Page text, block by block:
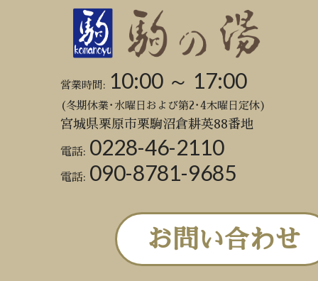
営業時間: 10:00 ～ 17:00
(冬期休業･水曜日および第2･4木曜日定休)
宮城県栗原市栗駒沼倉耕英88番地
電話: 0228-46-2110
電話: 090-8781-9685
お問い合わせ